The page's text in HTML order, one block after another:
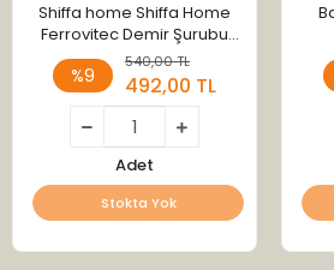
Shiffa home Shiffa Home
Ferrovitec Demir Şurubu
100Ml
%9
540,00 TL
492,00 TL
Adet
Stokta Yok